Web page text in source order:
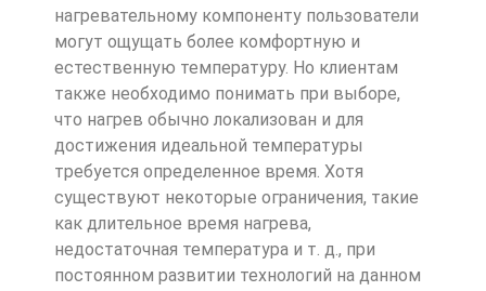
нагревательному компоненту пользователи
могут ощущать более комфортную и
естественную температуру. Но клиентам
также необходимо понимать при выборе,
что нагрев обычно локализован и для
достижения идеальной температуры
требуется определенное время. Хотя
существуют некоторые ограничения, такие
как длительное время нагрева,
недостаточная температура и т. д., при
постоянном развитии технологий на данном